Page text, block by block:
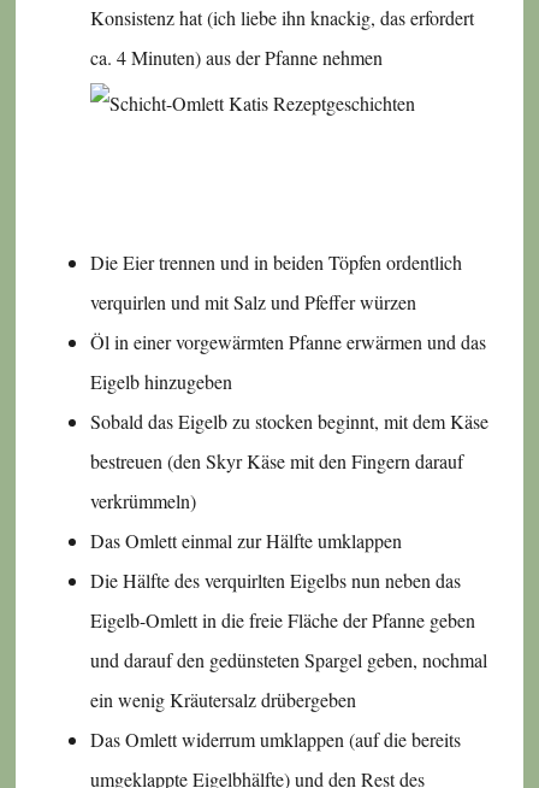
Konsistenz hat (ich liebe ihn knackig, das erfordert
ca. 4 Minuten) aus der Pfanne nehmen
Die Eier trennen und in beiden Töpfen ordentlich
verquirlen und mit Salz und Pfeffer würzen
Öl in einer vorgewärmten Pfanne erwärmen und das
Eigelb hinzugeben
Sobald das Eigelb zu stocken beginnt, mit dem Käse
bestreuen (den Skyr Käse mit den Fingern darauf
verkrümmeln)
Das Omlett einmal zur Hälfte umklappen
Die Hälfte des verquirlten Eigelbs nun neben das
Eigelb-Omlett in die freie Fläche der Pfanne geben
und darauf den gedünsteten Spargel geben, nochmal
ein wenig Kräutersalz drübergeben
Das Omlett widerrum umklappen (auf die bereits
umgeklappte Eigelbhälfte) und den Rest des